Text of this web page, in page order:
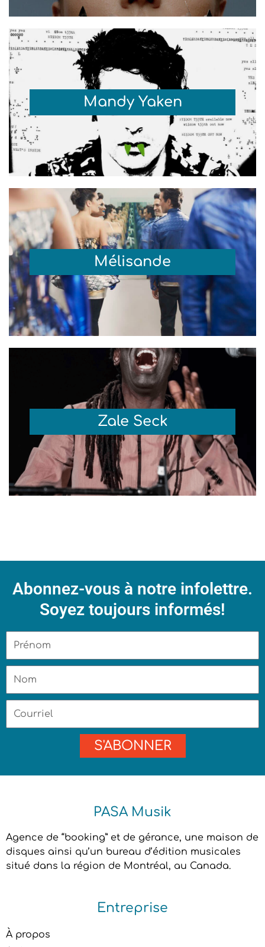
Mandy Yaken
Mélisande
Zale Seck
Abonnez-vous à notre infolettre.
Soyez toujours informés!
S'ABONNER
PASA Musik
Agence de “booking” et de gérance, une maison de
disques ainsi qu’un bureau d’édition musicales
situé dans la région de Montréal, au Canada.
Entreprise
À propos